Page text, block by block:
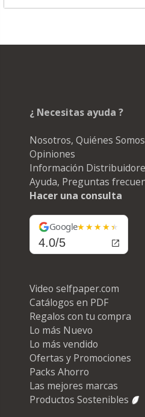
¿ Necesitas ayuda ?
Nosotros, Quiénes Somos
Opiniones
Información
Ayuda, Preguntas
Hacer una consulta
Google
4.0/5
Video selfpaper.com
Catálogos en PDF
Regalos con tu compra
Lo más Nuevo
Lo más vendido
Ofertas y Promociones
Packs Ahorro
Las mejores marcas
Productos Sostenibles